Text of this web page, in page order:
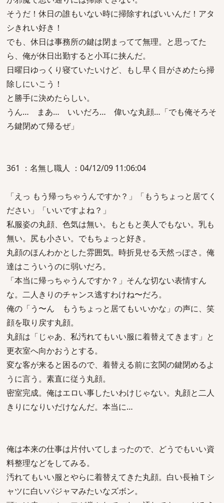
そうだ！休日の誰もいない時に掃除すればいいんだ！アタ
シきれい好き！
でも、休日は事務所の鍵は閉まってて無理。と思ってた
ら、俺が休日出勤すると小耳に挟んだ。
日曜日ゆっくり寝ていたいけど、もし早く目がさめたら掃
除しにいこう！
と勝手に決めたらしい。
うん… まあ… いいだろ… 偉いな丸顔…「でも俺そろそ
ろ鍵閉めて帰るぜ」
361 ：名無し職人 ：04/12/09 11:06:04
「えっ もう帰っちゃうんですか？」「もうちょっと居てく
ださい」「いいですよね？」
私服姿の丸顔、色気は無い。もともと美人でもない。乳も
無い。尻も小さい。でもちょっと好き。
丸顔のほんわかとした雰囲気。時折見せる天然っぽさ。俺
達はこういうのに弱いだろ。
「本当に帰っちゃうんですか？」そんな切ない表情すん
な。二人きりのチャンス逃すわけね〜だろ。
俺の「う〜ん もうちょっと居てもいいかな」の声に、笑
顔を取り戻す丸顔。
丸顔は「じゃあ、私汚れてもいい服に着替えてきます」と
更衣室へ向かおうとする。
変な客が来ると困るので、着替える前に玄関の鍵閉めるよ
うに言う。素直に従う丸顔。
密室完成。俺はエロい事したいわけじゃない。丸顔と二人
きりになりいだけなんだ。本当に…
俺は本来の仕事は片付いてしまったので、どうでもいい資
料整理などをしてみる。
汚れてもいい服とやらに着替えてきた丸顔。白い長袖Ｔシ
ャツに白いパジャマみたいなズボン。